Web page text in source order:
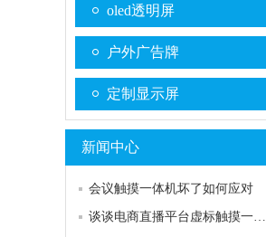
oled透明屏
户外广告牌
定制显示屏
新闻中心
会议触摸一体机坏了如何应对
谈谈电商直播平台虚标触摸一体机尺寸问题